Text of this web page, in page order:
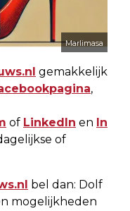
Marlimasa
gemakkelijk
,
of LinkedIn en In
of
bel dan: Dolf
mogelijkheden